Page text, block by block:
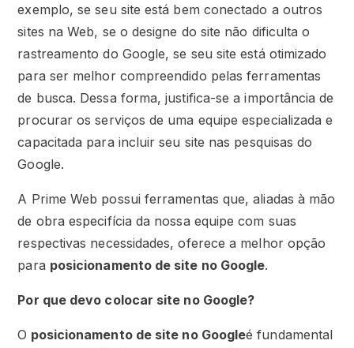
exemplo, se seu site está bem conectado a outros
sites na Web, se o designe do site não dificulta o
rastreamento do Google, se seu site está otimizado
para ser melhor compreendido pelas ferramentas
de busca. Dessa forma, justifica-se a importância de
procurar os serviços de uma equipe especializada e
capacitada para incluir seu site nas pesquisas do
Google.
A Prime Web possui ferramentas que, aliadas à mão
de obra especifícia da nossa equipe com suas
respectivas necessidades, oferece a melhor opção
para posicionamento de site no Google.
Por que devo colocar site no Google?
O posicionamento de site no Googleé fundamental